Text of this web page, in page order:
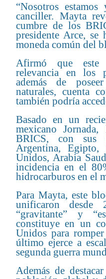
“Nosotros
canciller. Mayta
cumbre de los
presidente Arce, se
moneda común del
Afirmó que este
relevancia en los
además de
naturales, cuenta
también podría
Basado en un
mexicano
BRICS, con sus
Argentina, Egipto,
Unidos, Arabia
incidencia en el
hidrocarburos en el
Para Mayta, este
unificaron desde
“gravitante” y
constituye en un
Unidos para
último ejerce a
segunda guerra
Además de